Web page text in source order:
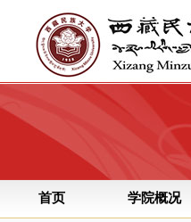
首页 学院概况